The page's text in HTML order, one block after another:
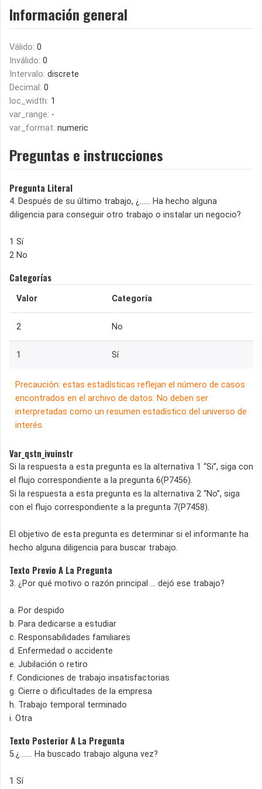
Información general
Válido: 0
Inválido: 0
Intervalo: discrete
Decimal: 0
loc_width: 1
var_range: -
var_format: numeric
Preguntas e instrucciones
Pregunta Literal
4. Después de su último trabajo, ¿...... Ha hecho alguna
diligencia para conseguir otro trabajo o instalar un negocio?
1 Sí
2 No
Categorías
Valor Categoría
2 No
1 Sí
Precaución: estas estadísticas reflejan el número de casos
encontrados en el archivo de datos. No deben ser
interpretadas como un resumen estadístico del universo de
interés.
Var_qstn_ivuinstr
Si la respuesta a esta pregunta es la alternativa 1 “Si”, siga con
el flujo correspondiente a la pregunta 6(P7456).
Si la respuesta a esta pregunta es la alternativa 2 “No”, siga
con el flujo correspondiente a la pregunta 7(P7458).
El objetivo de esta pregunta es determinar si el informante ha
hecho alguna diligencia para buscar trabajo.
Texto Previo A La Pregunta
3. ¿Por qué motivo o razón principal ... dejó ese trabajo?
a. Por despido
b. Para dedicarse a estudiar
c. Responsabilidades familiares
d. Enfermedad o accidente
e. Jubilación o retiro
f. Condiciones de trabajo insatisfactorias
g. Cierre o dificultades de la empresa
h. Trabajo temporal terminado
i. Otra
Texto Posterior A La Pregunta
5.¿....... Ha buscado trabajo alguna vez?
1 Sí